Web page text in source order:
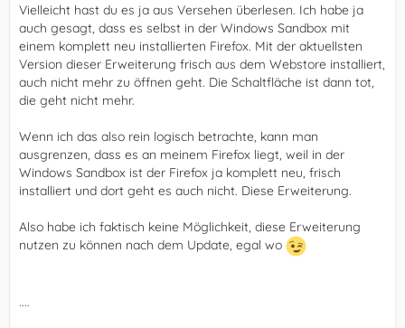
Vielleicht hast du es ja aus Versehen überlesen. Ich habe ja
auch gesagt, dass es selbst in der Windows Sandbox mit
einem komplett neu installierten Firefox. Mit der aktuellsten
Version dieser Erweiterung frisch aus dem Webstore installiert,
auch nicht mehr zu öffnen geht. Die Schaltfläche ist dann tot,
die geht nicht mehr.
Wenn ich das also rein logisch betrachte, kann man
ausgrenzen, dass es an meinem Firefox liegt, weil in der
Windows Sandbox ist der Firefox ja komplett neu, frisch
installiert und dort geht es auch nicht. Diese Erweiterung.
Also habe ich faktisch keine Möglichkeit, diese Erweiterung
nutzen zu können nach dem Update, egal wo
....